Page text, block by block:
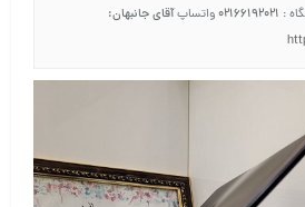
: ۰۲۱۶۶۱۹۲۰۲۱واتساپآقای جانبهان: